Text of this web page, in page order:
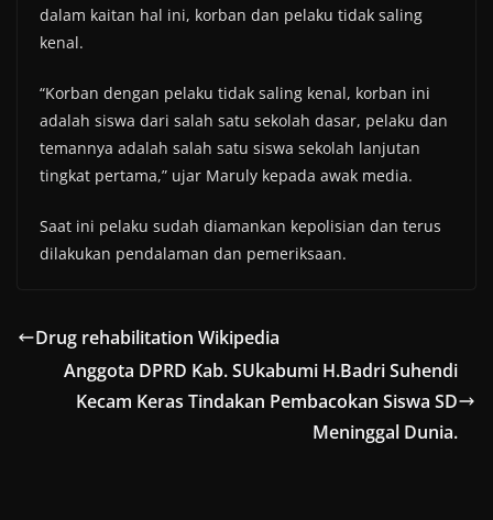
dalam kaitan hal ini, korban dan pelaku tidak saling
kenal.
“Korban dengan pelaku tidak saling kenal, korban ini
adalah siswa dari salah satu sekolah dasar, pelaku dan
temannya adalah salah satu siswa sekolah lanjutan
tingkat pertama,” ujar Maruly kepada awak media.
Saat ini pelaku sudah diamankan kepolisian dan terus
dilakukan pendalaman dan pemeriksaan.
Drug rehabilitation Wikipedia
Anggota DPRD Kab. SUkabumi H.Badri Suhendi
Kecam Keras Tindakan Pembacokan Siswa SD
Meninggal Dunia.